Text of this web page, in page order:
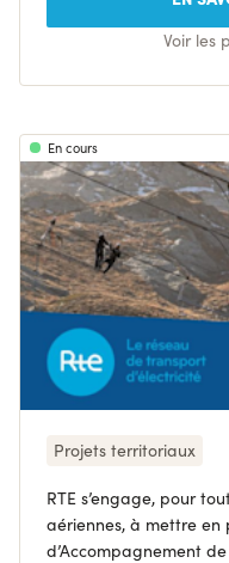
Voir les
En cours
Projets territoriaux
RTE s’engage, pour
aériennes, à mettre en
d’Accompagnement